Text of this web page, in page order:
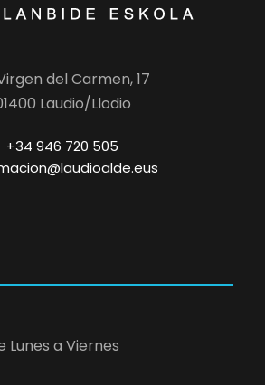
del Carmen, 17
Laudio/Llodio
+34 946 720 505
Lunes a Viernes